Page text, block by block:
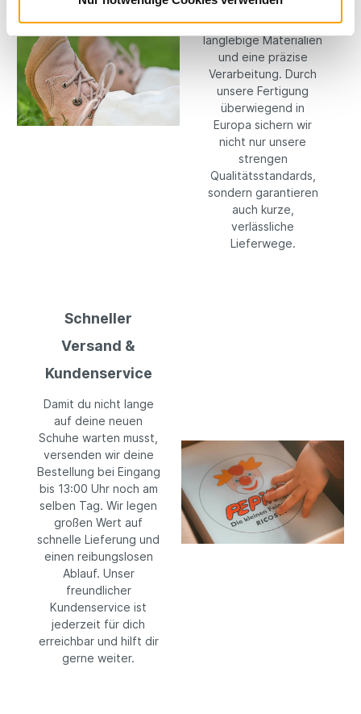
setzen konsequent
auf hochwertige,
langlebige Materialien
und eine präzise
Verarbeitung. Durch
unsere Fertigung
überwiegend in
Europa sichern wir
nicht nur unsere
strengen
Qualitätsstandards,
sondern garantieren
auch kurze,
verlässliche
Lieferwege.
Schneller
Versand &
Kundenservice
Damit du nicht lange
auf deine neuen
Schuhe warten musst,
versenden wir deine
Bestellung bei Eingang
bis 13:00 Uhr noch am
selben Tag. Wir legen
großen Wert auf
schnelle Lieferung und
einen reibungslosen
Ablauf. Unser
freundlicher
Kundenservice ist
jederzeit für dich
erreichbar und hilft dir
gerne weiter.